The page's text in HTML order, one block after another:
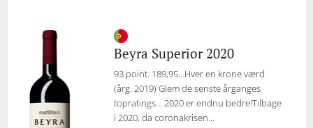
Beyra Superior 2020
93 point. 189,95…Hver en krone værd
(årg. 2019) Glem de senste årganges
topratings… 2020 er endnu bedre!Tilbage
i 2020, da coronakrisen...